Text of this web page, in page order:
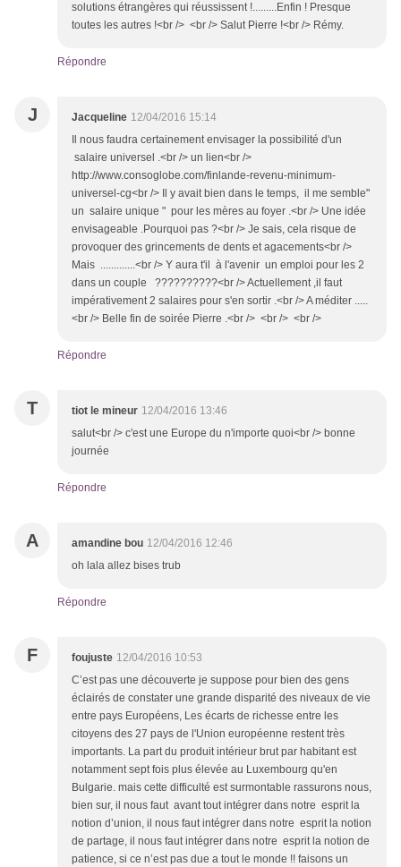
solutions étrangères qui réussissent !.........Enfin ! Presque
toutes les autres !<br /> <br /> Salut Pierre !<br /> Rémy.
Répondre
J Jacqueline 12/04/2016 15:14
Il nous faudra certainement envisager la possibilité d'un
salaire universel .<br /> un lien<br />
http://www.consoglobe.com/finlande-revenu-minimum-
universel-cg<br /> Il y avait bien dans le temps, il me semble"
un salaire unique " pour les mères au foyer .<br /> Une idée
envisageable .Pourquoi pas ?<br /> Je sais, cela risque de
provoquer des grincements de dents et agacements<br />
Mais .............<br /> Y aura t'il à l'avenir un emploi pour les 2
dans un couple ??????????<br /> Actuellement ,il faut
impérativement 2 salaires pour s'en sortir .<br /> A méditer .....
<br /> Belle fin de soirée Pierre .<br /> <br /> <br />
Répondre
T tiot le mineur 12/04/2016 13:46
salut<br /> c'est une Europe du n'importe quoi<br /> bonne
journée
Répondre
A amandine bou 12/04/2016 12:46
oh lala allez bises trub
Répondre
F foujuste 12/04/2016 10:53
C’est pas une découverte je suppose pour bien des gens
éclairés de constater une grande disparité des niveaux de vie
entre pays Européens, Les écarts de richesse entre les
citoyens des 27 pays de l'Union européenne restent très
importants. La part du produit intérieur brut par habitant est
notamment sept fois plus élevée au Luxembourg qu'en
Bulgarie. mais cette difficulté est surmontable rassurons nous,
bien sur, il nous faut avant tout intégrer dans notre esprit la
notion d’union, il nous faut intégrer dans notre esprit la notion
de partage, il nous faut intégrer dans notre esprit la notion de
patience, si ce n’est pas due a tout le monde !! faisons un